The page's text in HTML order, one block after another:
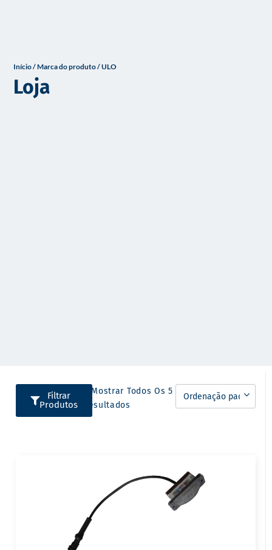
Início/ Marca do produto / ULO
Loja
Filtrar
Produtos
A Mostrar Todos Os 5
Resultados